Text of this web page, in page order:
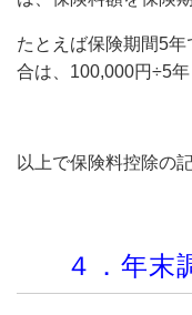
たとえば保険期間5
合は、100,000円÷5
以上で保険料控除の
４．年末